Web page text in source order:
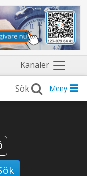
Kanaler Näytä
valikko
Meny